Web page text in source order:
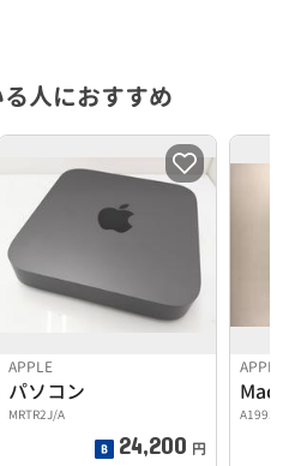
人におすすめ
APPLE
パソコン
MRTR2J/A
24,200 円
Mac
A1993